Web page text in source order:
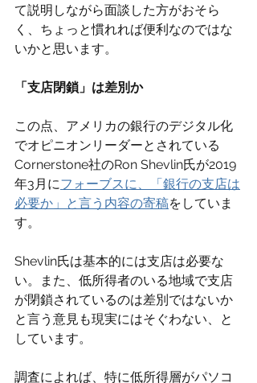
て説明しながら面談した方がおそら
く、ちょっと慣れれば便利なのではな
いかと思います。
「支店閉鎖」は差別か
この点、アメリカの銀行のデジタル化
でオピニオンリーダーとされている
Cornerstone社のRon Shevlin氏が2019
年3月にフォーブスに、「銀行の支店は
必要か」と言う内容の寄稿をしていま
す。
Shevlin氏は基本的には支店は必要な
い。また、低所得者のいる地域で支店
が閉鎖されているのは差別ではないか
と言う意見も現実にはそぐわない、と
しています。
調査によれば、特に低所得層がパソコ